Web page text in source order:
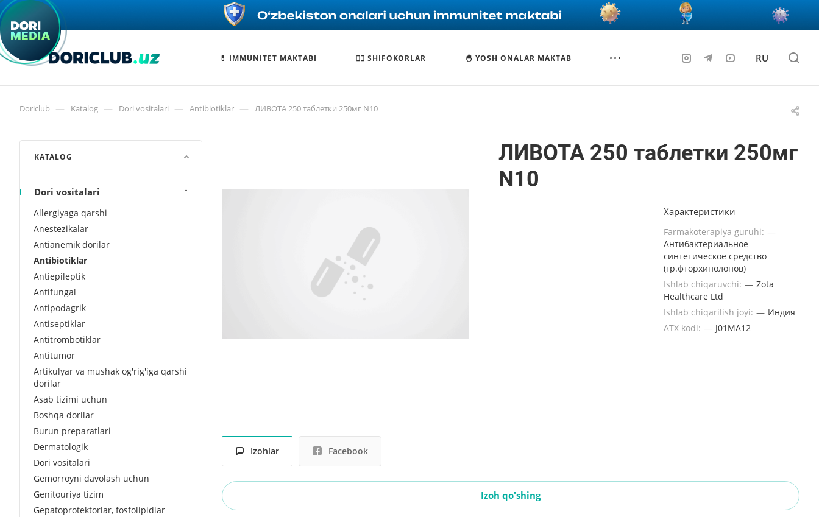
💊 IMMUNITET MAKTABI 🧑‍⚕️ SHIFOKORLAR 🐣 YOSH ONALAR MAKTAB RU
Doriclub — Katalog — Dori vositalari — Antibiotiklar — ЛИВОТА 250 таблетки 250мг N10
ЛИВОТА 250 таблетки 250мг
N10
Характеристики
Farmakoterapiya guruhi: —
Антибактериальное
синтетическое средство
(гр.фторхинолонов)
Ishlab chiqaruvchi: — Zota
Healthcare Ltd
Ishlab chiqarilish joyi: — Индия
ATX kodi: — J01MA12
Izohlar Facebook
Izoh qo'shing
KATALOG
Dori vositalari
Allergiyaga qarshi
Anestezikalar
Antianemik dorilar
Antibiotiklar
Antiepileptik
Antifungal
Antipodagrik
Antiseptiklar
Antitrombotiklar
Antitumor
Artikulyar va mushak og'rig'iga qarshi
dorilar
Asab tizimi uchun
Boshqa dorilar
Burun preparatlari
Dermatologik
Dori vositalari
Gemorroyni davolash uchun
Genitouriya tizim
Gepatoprotektorlar, fosfolipidlar